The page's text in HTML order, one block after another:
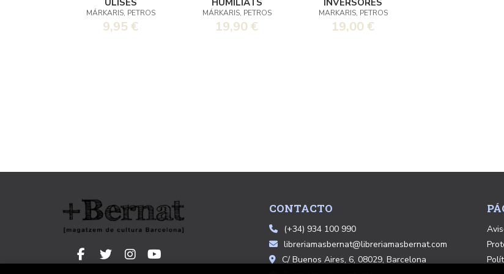
ULISES
MÁRKARIS, PETROS
9,95 €
HUMILIATS
MÁRKARIS, PETROS
19,90 €
INVERSORES
MARKARIS, PETROS
19,00 €
CONTACTO
(+34) 934 100 990
libreriamasbernat@libreriamasbernat.com
C/ Buenos Aires, 6, 08029, Barcelona